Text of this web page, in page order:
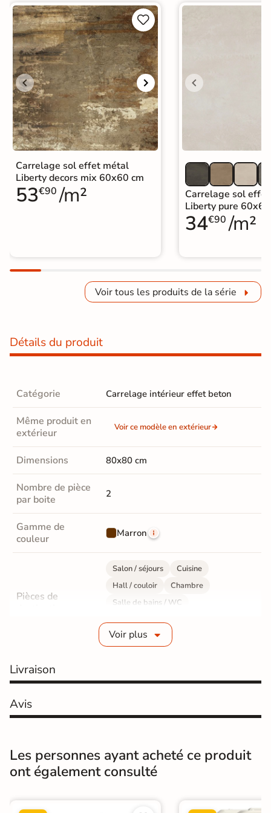


Carrelage sol effet métal
Liberty decors mix 60x60 cm
53€90 /m²
Carrelage sol
Liberty pure
34€90 /m²
Voir tous les produits de la série
Détails du produit
Catégorie Carrelage intérieur effet beton
Même produit en
extérieur
Voir ce modèle en extérieur
Dimensions 80x80 cm
Nombre de pièce
par boite
2
Gamme de
couleur
Marron
Pièces de
Salon / séjours
Cuisine
Hall / couloir
Chambre
Salle de bains / WC
Sol intérieur
Fabrication
Résistance à
Masse colorée Oui
Voir plus
Livraison
Avis
Les personnes ayant acheté ce produit
ont également consulté